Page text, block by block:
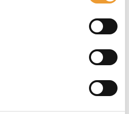
C, Italia
de transporte público de Italia y la